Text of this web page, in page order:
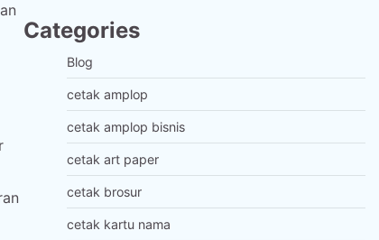
Categories
Blog
cetak amplop
cetak amplop bisnis
cetak art paper
cetak brosur
cetak kartu nama